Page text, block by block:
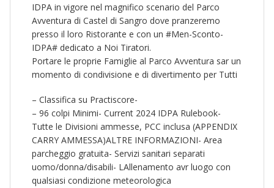
IDPA in vigore nel magnifico scenario del Parco
Avventura di Castel di Sangro dove pranzeremo
presso il loro Ristorante e con un #Men-Sconto-
IDPA# dedicato a Noi Tiratori.
Portare le proprie Famiglie al Parco Avventura sar un
momento di condivisione e di divertimento per Tutti
– Classifica su Practiscore-
– 96 colpi Minimi- Current 2024 IDPA Rulebook-
Tutte le Divisioni ammesse, PCC inclusa (APPENDIX
CARRY AMMESSA)ALTRE INFORMAZIONI- Area
parcheggio gratuita- Servizi sanitari separati
uomo/donna/disabili- LAllenamento avr luogo con
qualsiasi condizione meteorologica